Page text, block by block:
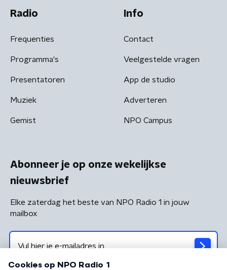
Radio
Frequenties
Programma's
Presentatoren
Muziek
Gemist
Info
Contact
Veelgestelde vragen
App de studio
Adverteren
NPO Campus
Abonneer je op onze wekelijkse
nieuwsbrief
Elke zaterdag het beste van NPO Radio 1 in jouw
mailbox